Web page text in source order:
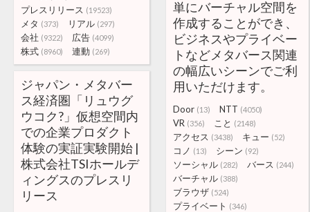
プレスリリース (19523)
メタ (373) リアル (297)
会社 (9322) 広告 (4099)
株式 (8960) 連動 (269)
単にバーチャル空間を
作成することができ、
ビジネスやプライベー
トなどメタバース関連
の幅広いシーンでご利
用いただけます。
Door (13) NTT (4050)
VR (356) こと (2148)
アクセス (3438) キュー (52)
コノ (13) シーン (92)
ソーシャル (282) バース (244)
バーチャル (388)
ブラウザ (524)
プライベート (346)
ジャパン・メタバー
ス経済圏「リュウグ
ウコク?」仮想空間内
での企業プロダクト
体験の実証実験開始 |
株式会社TSIホールデ
ィングスのプレスリ
リース